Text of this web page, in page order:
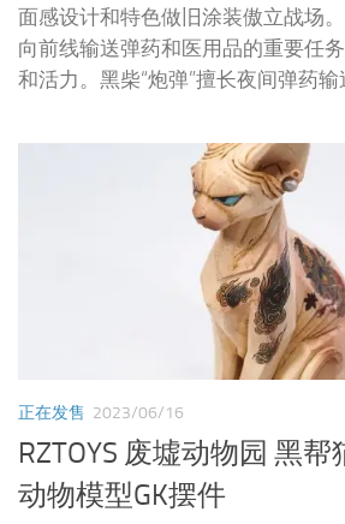
面感设计和特色做旧涂装傲立战场
向前线输送弹药和医用品的重要任
和活力。黑柴“炮弹”擅长夜间弹药输
正在发售 2023/06/16
RZTOYS 废墟动物园 黑
动物模型GK摆件